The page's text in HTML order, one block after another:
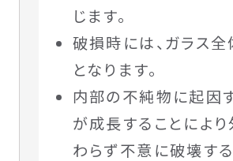
じます。
破損時には、ガラス
となります。
内部の不純物に起因
が成長することによ
わらず不意に破壊す